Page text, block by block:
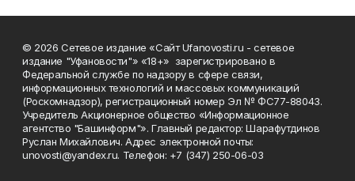
© 2026 Сетевое издание «Сайт Ufanovosti.ru - сетевое
издание "Уфановости"» «18+» зарегистрировано в
Федеральной службе по надзору в сфере связи,
информационных технологий и массовых коммуникаций
(Роскомнадзор), регистрационный номер Эл № ФС77-88043.
Учредитель Акционерное общество «Информационное
агентство "Башинформ"». Главный редактор: Шарафутдинов
Руслан Михайлович. Адрес электронной почты:
unovosti@yandex.ru. Телефон: +7 (347) 250-06-03